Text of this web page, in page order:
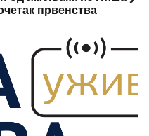
првенства